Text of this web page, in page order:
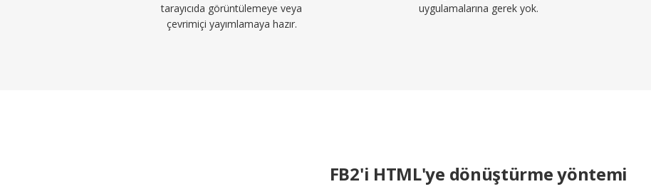
tarayıcıda görüntülemeye veya
çevrimiçi yayımlamaya hazır.
uygulamalarına gerek yok.
FB2'i HTML'ye dönüştürme yöntemi